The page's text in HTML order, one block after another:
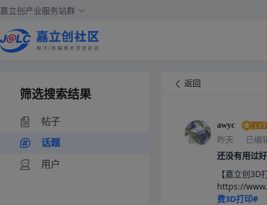
嘉立创产业服务站群
筛选搜索结果
帖子
话题
用户
返回
awyc
昨天
已编
还没有用过
【嘉立创
https://
费3D打印#